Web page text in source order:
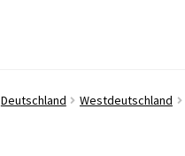
Deutschland Westdeutschland